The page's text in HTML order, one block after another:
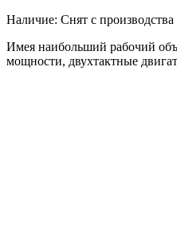
Наличие: Снят с производства
Имея наибольший рабочий
мощности, двухтактные